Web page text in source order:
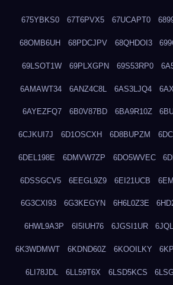
675YBKS0 67T6PVX5 67UCAPT0
68OMB6UH 68PDCJPV 68QHDOI3
69LSOT1W 69PLXGPN 69S53RP0
6AMAWT34 6ANZ4C8L 6AS3LJQ4
6AYEZFQ7 6B0V87BD 6BA9R10Z
6CJKUI7J 6D1OSCXH 6D8BUPZM
6DEL198E 6DMVW7ZP 6DO5WVEC
6DSSGCV5 6EEGL9Z9 6EI21UCB
6G3CXI93 6G3KEGYN 6H6L0Z3E
6HWL9A3P 6I5IUH76 6JGSI1UR
6K3WDMWT 6KDND60Z 6KOOILKY
6LI78JDL 6LL59T6X 6LSD5KCS